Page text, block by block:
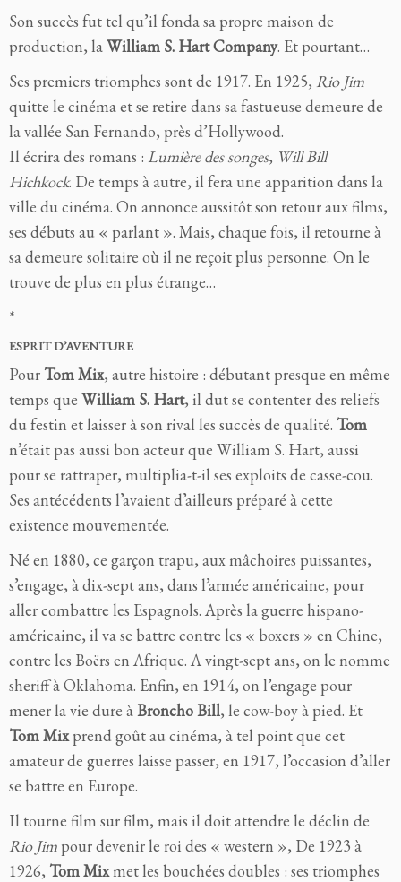
Son succès fut tel qu’il fonda sa propre maison de
production, laWilliam S. Hart Company. Et pourtant…
Ses premiers triomphes sont de 1917. En 1925, Rio Jim
quitte le cinéma et se retire dans sa fastueuse demeure de
la vallée San Fernando, près d’Hollywood.
Il écrira des romans : Lumière des songes, Will Bill
Hichkock. De temps à autre, il fera une apparition dans la
ville du cinéma. On annonce aussitôt son retour aux films,
ses débuts au « parlant ». Mais, chaque fois, il retourne à
sa demeure solitaire où il ne reçoit plus personne. On le
trouve de plus en plus étrange…
*
ESPRIT D’AVENTURE
Pour Tom Mix, autre histoire : débutant presque en même
temps que William S. Hart, il dut se contenter des reliefs
du festin et laisser à son rival les succès de qualité. Tom
n’était pas aussi bon acteur que William S. Hart, aussi
pour se rattraper, multiplia-t-il ses exploits de casse-cou.
Ses antécédents l’avaient d’ailleurs préparé à cette
existence mouvementée.
Né en 1880, ce garçon trapu, aux mâchoires puissantes,
s’engage, à dix-sept ans, dans l’armée américaine, pour
aller combattre les Espagnols. Après la guerre hispano-
américaine, il va se battre contre les « boxers » en Chine,
contre les Boërs en Afrique. A vingt-sept ans, on le nomme
sheriff à Oklahoma. Enfin, en 1914, on l’engage pour
mener la vie dure àBroncho Bill, le cow-boy à pied. Et
Tom Mixprend goût au cinéma, à tel point que cet
amateur de guerres laisse passer, en 1917, l’occasion d’aller
se battre en Europe.
Il tourne film sur film, mais il doit attendre le déclin de
Rio Jim pour devenir le roi des « western », De 1923 à
1926, Tom Mixmet les bouchées doubles : ses triomphes